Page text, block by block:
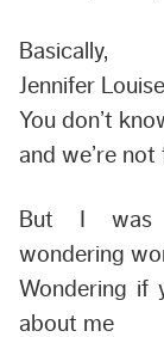
Basically,
Jennifer Louise
You don’t
and we’re not
But I was
wondering
Wondering if
about me